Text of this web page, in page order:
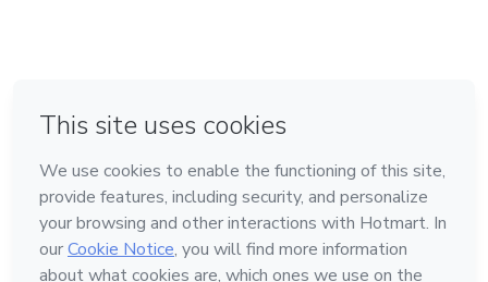
Feito com ❤ em Bogotá
Conheça a Hotmart